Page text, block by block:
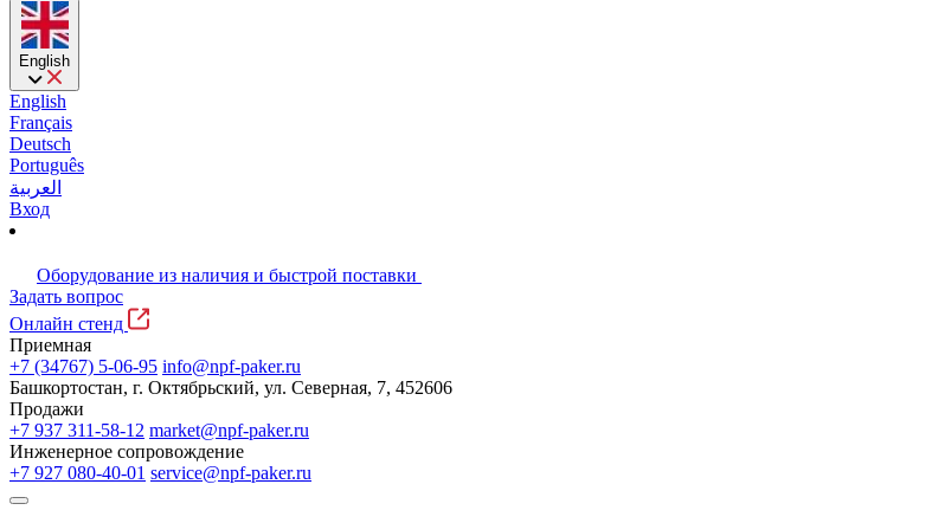
English
English
Français
Deutsch
Português
العربية
Вход
Оборудование из наличия и быстрой поставки
Задать вопрос
Онлайн стенд
Приемная
+7 (34767) 5-06-95 info@npf-paker.ru
Башкортостан, г. Октябрьский, ул. Северная, 7, 452606
Продажи
+7 937 311-58-12 market@npf-paker.ru
Инженерное сопровождение
+7 927 080-40-01 service@npf-paker.ru